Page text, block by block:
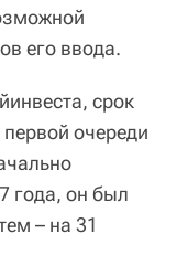
его ввода.
срок
очереди
года, он был
– на 31